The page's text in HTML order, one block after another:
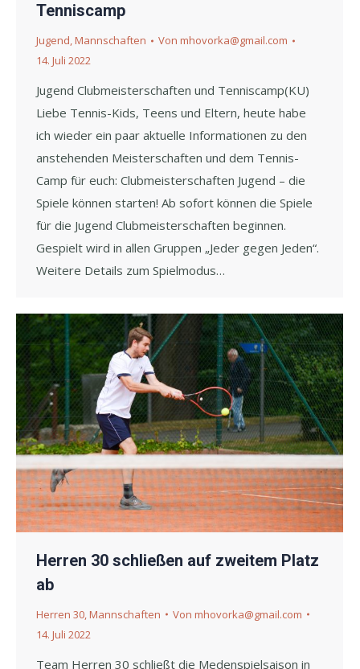
Tenniscamp
Jugend,Mannschaften Von mhovorka@gmail.com
14. Juli 2022
Jugend Clubmeisterschaften und Tenniscamp(KU)
Liebe Tennis-Kids, Teens und Eltern, heute habe
ich wieder ein paar aktuelle Informationen zu den
anstehenden Meisterschaften und dem Tennis-
Camp für euch: Clubmeisterschaften Jugend – die
Spiele können starten! Ab sofort können die Spiele
für die Jugend Clubmeisterschaften beginnen.
Gespielt wird in allen Gruppen „Jeder gegen Jeden“.
Weitere Details zum Spielmodus…
Herren 30 schließen auf zweitem Platz
ab
Herren 30 Mannschaften Von mhovorka@gmail.com
14. Juli 2022
Team Herren 30 schließt die Medenspielsaison in